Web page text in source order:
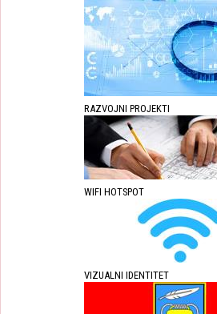
RAZVOJNI PROJEKTI
WIFI HOTSPOT
VIZUALNI IDENTITET